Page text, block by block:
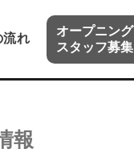
流れ
オープニング
スタッフ募集
報